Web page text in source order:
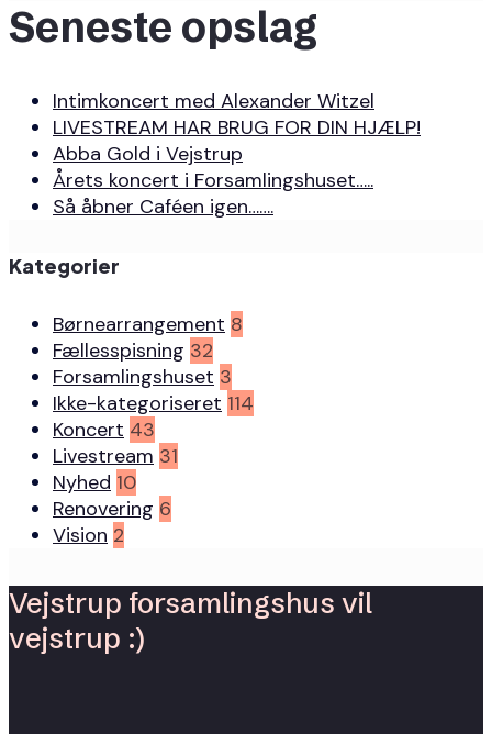
Seneste opslag
Intimkoncert med Alexander Witzel
LIVESTREAM HAR BRUG FOR DIN HJÆLP!
Abba Gold i Vejstrup
Årets koncert i Forsamlingshuset…..
Så åbner Caféen igen…….
Kategorier
Børnearrangement 8
Fællesspisning 32
Forsamlingshuset 3
Ikke-kategoriseret 114
Koncert 43
Livestream 31
Nyhed 10
Renovering 6
Vision 2
Vejstrup forsamlingshus vil
vejstrup :)